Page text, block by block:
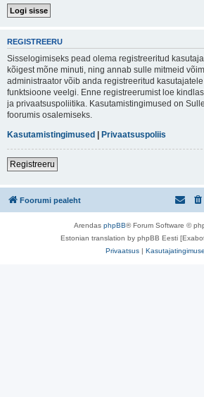
REGISTREERU
Sisselogimiseks pead olema registreeritud
kõigest mõne minuti, ning annab sulle mitmeid
administraator võib anda registreeritud
funktsioone veelgi. Enne registreerumist loe
ja privaatsuspoliitika. Kasutamistingimused on
foorumis osalemiseks.
Kasutamistingimused | Privaatsuspoliis
Registreeru
Foorumi pealeht
Arendas phpBB® Forum Software ©
Estonian translation by phpBB Eesti
Privaatsus |